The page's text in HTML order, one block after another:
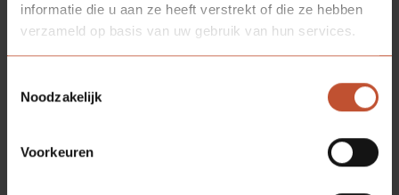
informatie die u aan ze heeft verstrekt of die ze hebben
verzameld op basis van uw gebruik van hun services.
Noodzakelijk
Voorkeuren
DOWNLOADS